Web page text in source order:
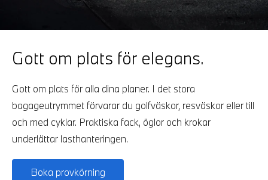
Gott om plats för elegans.
Gott om plats för alla dina planer. I det stora
bagageutrymmet förvarar du golfväskor, resväskor eller till
och med cyklar. Praktiska fack, öglor och krokar
underlättar lasthanteringen.
Boka provkörning